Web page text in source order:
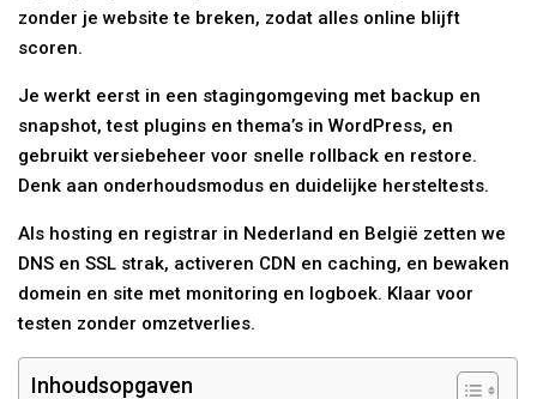
zonder je website te breken, zodat alles online blijft
scoren.
Je werkt eerst in een stagingomgeving met backup en
snapshot, test plugins en thema’s in WordPress, en
gebruikt versiebeheer voor snelle rollback en restore.
Denk aan onderhoudsmodus en duidelijke hersteltests.
Als hosting en registrar in Nederland en België zetten we
DNS en SSL strak, activeren CDN en caching, en bewaken
domein en site met monitoring en logboek. Klaar voor
testen zonder omzetverlies.
Inhoudsopgaven